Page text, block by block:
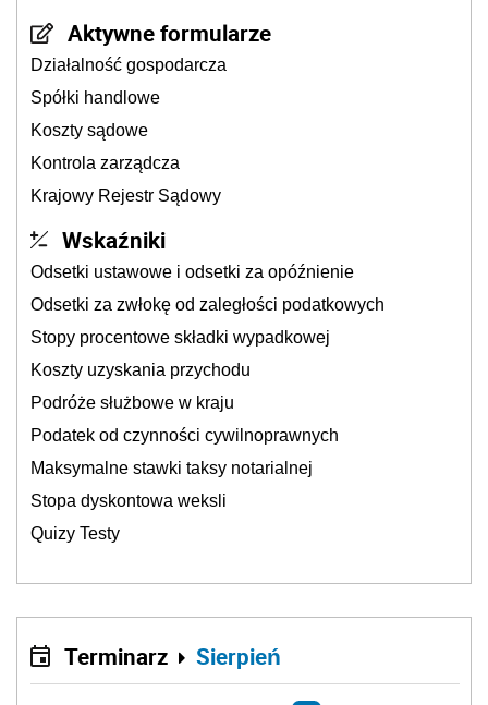
Aktywne formularze
Działalność gospodarcza
Spółki handlowe
Koszty sądowe
Kontrola zarządcza
Krajowy Rejestr Sądowy
Wskaźniki
Odsetki ustawowe i odsetki za opóźnienie
Odsetki za zwłokę od zaległości podatkowych
Stopy procentowe składki wypadkowej
Koszty uzyskania przychodu
Podróże służbowe w kraju
Podatek od czynności cywilnoprawnych
Maksymalne stawki taksy notarialnej
Stopa dyskontowa weksli
Quizy Testy
Terminarz Sierpień